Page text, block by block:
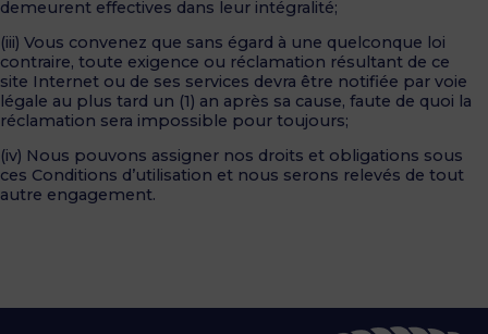
demeurent effectives dans leur intégralité;
(iii) Vous convenez que sans égard à une quelconque loi
contraire, toute exigence ou réclamation résultant de ce
site Internet ou de ses services devra être notifiée par voie
légale au plus tard un (1) an après sa cause, faute de quoi la
réclamation sera impossible pour toujours;
(iv) Nous pouvons assigner nos droits et obligations sous
ces Conditions d’utilisation et nous serons relevés de tout
autre engagement.